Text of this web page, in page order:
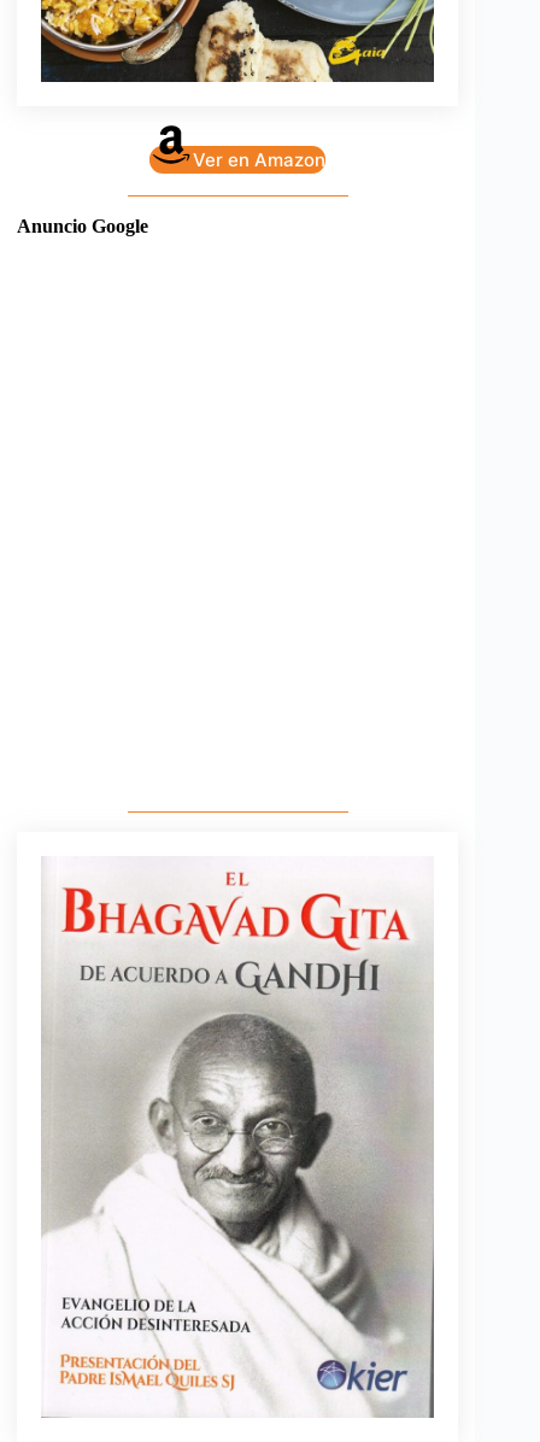
Ver en Amazon
Anuncio Google